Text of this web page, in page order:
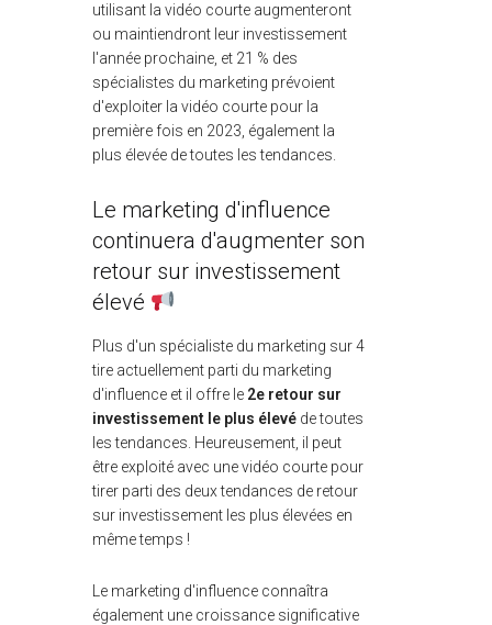
utilisant la vidéo courte augmenteront
ou maintiendront leur investissement
l'année prochaine, et 21 % des
spécialistes du marketing prévoient
d'exploiter la vidéo courte pour la
première fois en 2023, également la
plus élevée de toutes les tendances.
Le marketing d'influence
continuera d'augmenter son
retour sur investissement
élevé
Plus d'un spécialiste du marketing sur 4
tire actuellement parti du marketing
d'influence et il offre le 2e retour sur
investissement le plus élevé de toutes
les tendances. Heureusement, il peut
être exploité avec une vidéo courte pour
tirer parti des deux tendances de retour
sur investissement les plus élevées en
même temps !
Le marketing d'influence connaîtra
également une croissance significative